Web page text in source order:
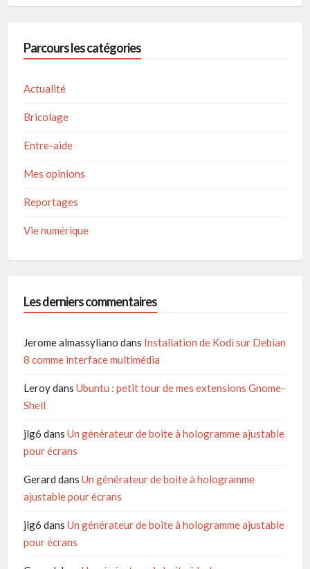
Parcours les catégories
Actualité
Bricolage
Entre-aide
Mes opinions
Reportages
Vie numérique
Les derniers commentaires
Jerome almassyliano dans Installation de Kodi sur Debian
8 comme interface multimédia
Leroydans Ubuntu : petit tour de mes extensions Gnome-
Shell
jlg6 dans Un générateur de boite à hologramme ajustable
pour écrans
Gerard dans Un générateur de boite à hologramme
ajustable pour écrans
jlg6 dans Un générateur de boite à hologramme ajustable
pour écrans